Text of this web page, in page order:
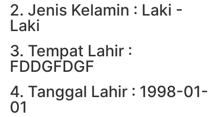
2. Jenis Kelamin : Laki -
Laki
3. Tempat Lahir :
FDDGFDGF
4. Tanggal Lahir : 1998-01-
01